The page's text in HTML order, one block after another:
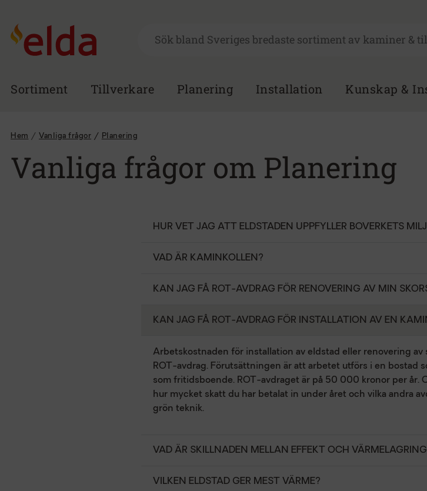
Sortiment Tillverkare Planering Installation Kunskap &
Hem Vanliga frågor / Planering
Vanliga frågor om Planering
HUR VET JAG ATT ELDSTADEN UPPFYLLER BOVERKETS
VAD ÄR KAMINKOLLEN?
KAN JAG FÅ ROT-AVDRAG FÖR RENOVERING AV MIN
KAN JAG FÅ ROT-AVDRAG FÖR INSTALLATION AV EN
Arbetskostnaden för installation av eldstad eller renovering
ROT-avdrag. Förutsättningen är att arbetet utförs i en bostad
som fritidsboende. ROT-avdraget är på 50 000 kronor per år.
hur mycket skatt du har betalat in under året och vilka andra
grön teknik.
VAD ÄR SKILLNADEN MELLAN EFFEKT OCH
VILKEN ELDSTAD GER MEST VÄRME?